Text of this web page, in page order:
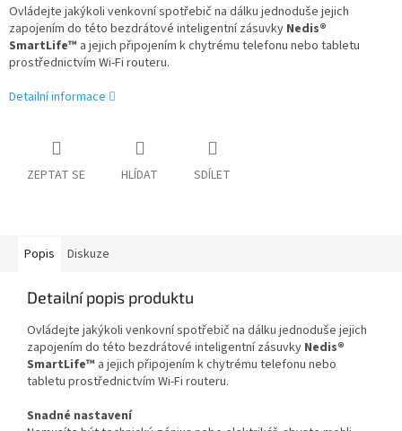
Ovládejte jakýkoli venkovní spotřebič na dálku jednoduše jejich
zapojením do této bezdrátové inteligentní zásuvky Nedis®
SmartLife™ a jejich připojením k chytrému telefonu nebo tabletu
prostřednictvím Wi-Fi routeru.
Detailní informace
ZEPTAT SE HLÍDAT SDÍLET
Popis Diskuze
Detailní popis produktu
Ovládejte jakýkoli venkovní spotřebič na dálku jednoduše jejich
zapojením do této bezdrátové inteligentní zásuvky Nedis®
SmartLife™ a jejich připojením k chytrému telefonu nebo
tabletu prostřednictvím Wi-Fi routeru.
Snadné nastavení